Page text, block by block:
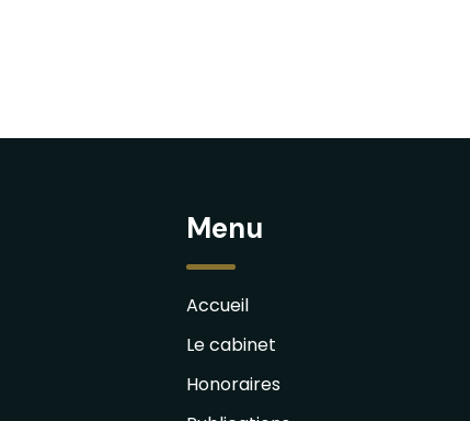
Menu
Accueil
Le cabinet
Honoraires